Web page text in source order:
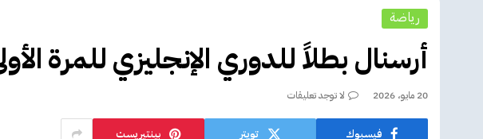
رياضة
أرسنال بطلاً للدوري الإنجليزي للمرة الأولى منذ
20 مايو، 2026 لا توجد تعليقات
فيسبوك تويتر بينتيريست